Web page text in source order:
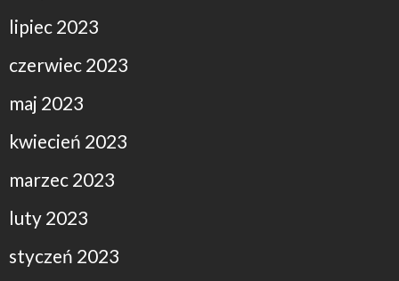
lipiec 2023
czerwiec 2023
maj 2023
kwiecień 2023
marzec 2023
luty 2023
styczeń 2023